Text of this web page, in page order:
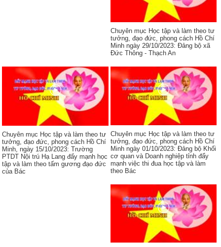
Chuyên mục Học tập và làm theo tư
tưởng, đạo đức, phong cách Hồ Chí
Minh ngày 29/10/2023: Đảng bộ xã
Đức Thông - Thạch An
Chuyên mục Học tập và làm theo tư
tưởng, đạo đức, phong cách Hồ Chí
Minh, ngày 15/10/2023: Trường
PTDT Nội trú Hạ Lang đẩy mạnh học
tập và làm theo tấm gương đạo đức
của Bác
Chuyên mục Học tập và làm theo tư
tưởng, đạo đức, phong cách Hồ Chí
Minh ngày 01/10/2023: Đảng bộ Khối
cơ quan và Doanh nghiệp tỉnh đẩy
mạnh việc thi đua học tập và làm
theo Bác